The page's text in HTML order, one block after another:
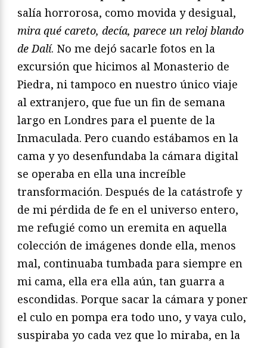
salía horrorosa, como movida y desigual,
mira qué careto, decía, parece un reloj blando
de Dalí. No me dejó sacarle fotos en la
excursión que hicimos al Monasterio de
Piedra, ni tampoco en nuestro único viaje
al extranjero, que fue un fin de semana
largo en Londres para el puente de la
Inmaculada. Pero cuando estábamos en la
cama y yo desenfundaba la cámara digital
se operaba en ella una increíble
transformación. Después de la catástrofe y
de mi pérdida de fe en el universo entero,
me refugié como un eremita en aquella
colección de imágenes donde ella, menos
mal, continuaba tumbada para siempre en
mi cama, ella era ella aún, tan guarra a
escondidas. Porque sacar la cámara y poner
el culo en pompa era todo uno, y vaya culo,
suspiraba yo cada vez que lo miraba, en la